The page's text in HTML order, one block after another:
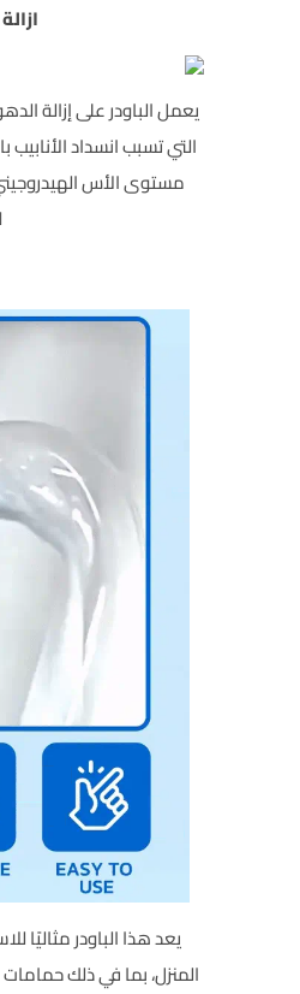
ازالة
يعمل الباودر على إزالة
التي تسبب انسداد الأنابيب
مستوى الأس
يعد هذا الباودر مثاليًا
المنزل، بما في ذلك